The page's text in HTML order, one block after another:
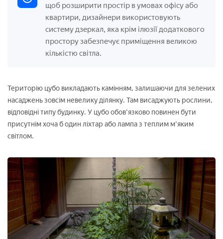
щоб розширити простір в умовах офісу або
квартири, дизайнери використовують
систему дзеркал, яка крім ілюзії додаткового
простору забезпечує приміщення великою
кількістю світла.
Територію цубо викладають камінням, залишаючи для зелених
насаджень зовсім невелику ділянку. Там висаджують рослини,
відповідні типу будинку. У цубо обов'язково повинен бути
присутнім хоча б один ліхтар або лампа з теплим м'яким
світлом.